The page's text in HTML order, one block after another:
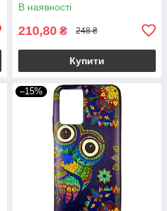
В наявності
210,80 ₴ 248 ₴
Купити
–15%